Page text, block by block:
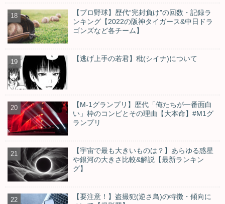
【プロ野球】歴代“完封負け”の回数・記録ラ
ンキング【2022の阪神タイガース&中日ドラ
ゴンズなど各チーム】
【逃げ上手の若君】秕(シイナ)について
【M-1グランプリ】歴代「俺たちが一番面白
い」枠のコンビとその理由【大本命】#M1グ
ランプリ
【宇宙で最も大きいものは？】あらゆる惑星
や銀河の大きさ比較&解説【最新ランキン
グ】
【要注意！】盗撮犯(逆さ鳥)の特徴・傾向に